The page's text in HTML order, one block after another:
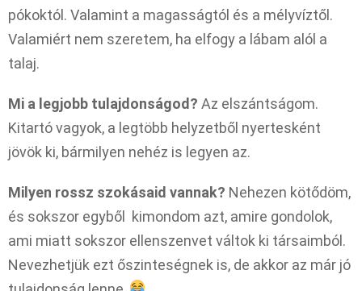
pókoktól. Valamint a magasságtól és a mélyvíztől.
Valamiért nem szeretem, ha elfogy a lábam alól a
talaj.
Mi a legjobb tulajdonságod? Az elszántságom.
Kitartó vagyok, a legtöbb helyzetből nyertesként
jövök ki, bármilyen nehéz is legyen az.
Milyen rossz szokásaid vannak? Nehezen kötődöm,
és sokszor egyből kimondom azt, amire gondolok,
ami miatt sokszor ellenszenvet váltok ki társaimból.
Nevezhetjük ezt őszinteségnek is, de akkor az már jó